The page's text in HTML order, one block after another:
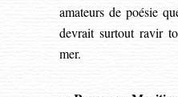
amateurs de poésie
devrait surtout ravir
mer.